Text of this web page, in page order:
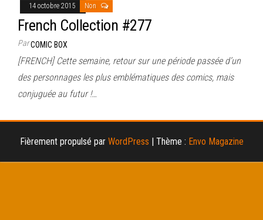
14 octobre 2015 Non
French Collection #277
ParCOMIC BOX
[FRENCH] Cette semaine, retour sur une période passée d’un
des personnages les plus emblématiques des comics, mais
conjuguée au futur !…
Fièrement propulsé par WordPress Thème : Envo Magazine